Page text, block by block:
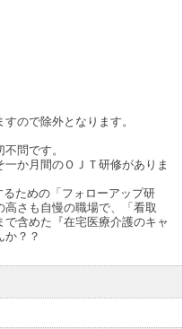
ので除外となります。
問です。
か月間のＯＪＴ研修がありま
ための「フォローアップ研
さも自慢の職場で、「看取
含めた『在宅医療介護のキャ
か？？